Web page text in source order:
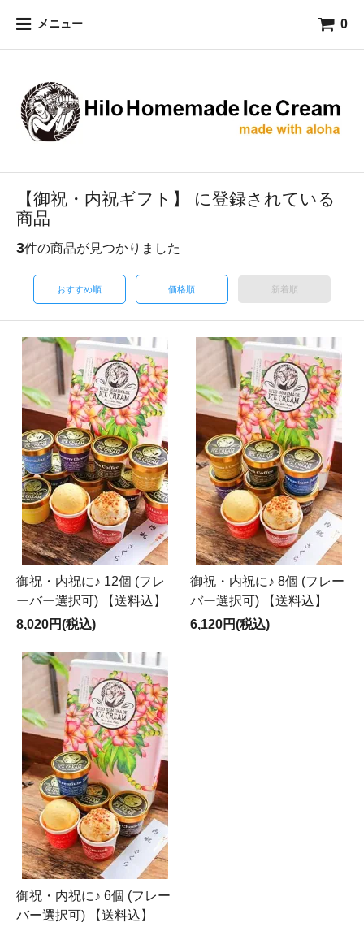
メニュー 0
【御祝・内祝ギフト】 に登録されている
商品
3件の商品が見つかりました
おすすめ順 価格順 新着順
御祝・内祝に♪ 12個 (フレ
ーバー選択可) 【送料込】
8,020円(税込)
御祝・内祝に♪ 8個 (フレー
バー選択可) 【送料込】
6,120円(税込)
御祝・内祝に♪ 6個 (フレー
バー選択可) 【送料込】